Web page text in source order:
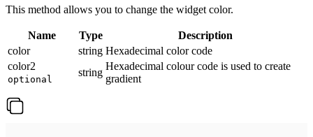
This method allows you to change the widget color.
Name Type
Description
color
string Hexadecimal color code
color2
optional
string
Hexadecimal colour code is used to create
gradient